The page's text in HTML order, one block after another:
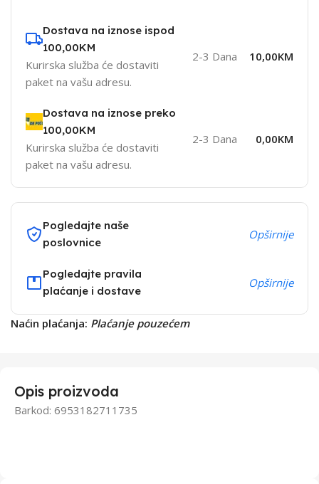
Dostava na iznose ispod
100,00KM
Kurirska služba će dostaviti
paket na vašu adresu.
2-3 Dana 10,00KM
Dostava na iznose preko
100,00KM
Kurirska služba će dostaviti
paket na vašu adresu.
2-3 Dana 0,00KM
Pogledajte naše
poslovnice
Opširnije
Pogledajte pravila
plaćanje i dostave
Opširnije
Naćin plaćanja: Plaćanje pouzećem
Opis proizvoda
Barkod: 6953182711735